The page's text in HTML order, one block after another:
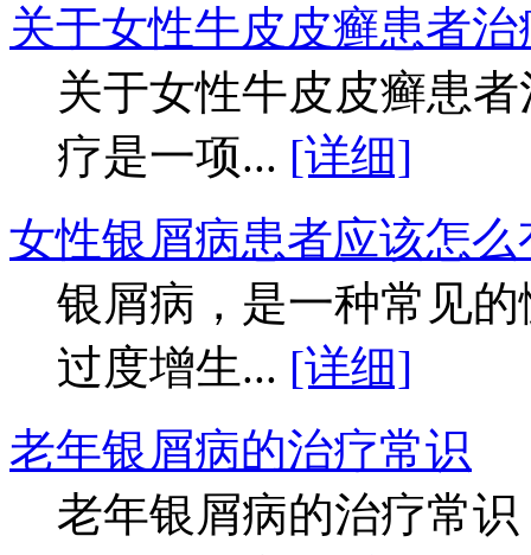
关于女性牛皮皮癣患者治
关于女性牛皮皮癣患
疗是一项... [详细]
女性银屑病患者应该怎
银屑病，是一种常见
过度增生... [详细]
老年银屑病的治疗常识
老年银屑病的治疗常